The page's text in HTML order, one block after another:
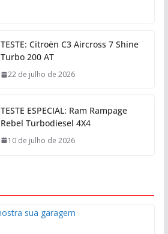
TESTE: Citroën C3 Aircross 7 Shine
Turbo 200 AT
22 de julho de 2026
TESTE ESPECIAL: Ram Rampage
Rebel Turbodiesel 4X4
10 de julho de 2026